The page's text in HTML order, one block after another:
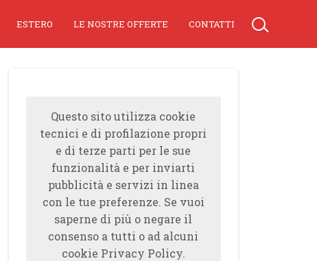
ESTERO LE NOSTRE OFFERTE CONTATTI
Questo sito utilizza cookie
tecnici e di profilazione propri
e di terze parti per le sue
funzionalità e per inviarti
pubblicità e servizi in linea
con le tue preferenze. Se vuoi
saperne di più o negare il
consenso a tutti o ad alcuni
cookie Privacy Policy.